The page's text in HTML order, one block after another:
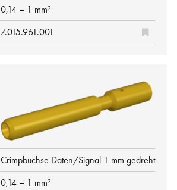
0,14 – 1 mm²
7.015.961.001
Crimpbuchse Daten/Signal 1 mm gedreht
0,14 – 1 mm²